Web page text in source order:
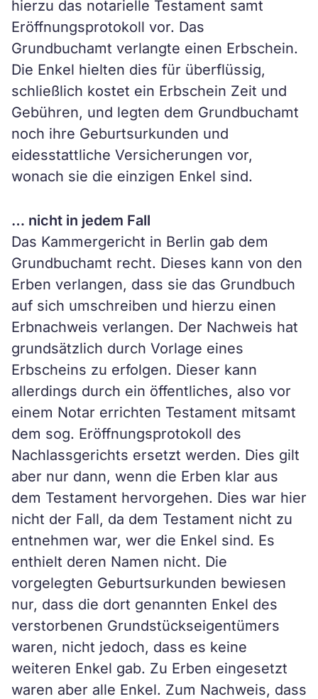
hierzu das notarielle Testament samt
Eröffnungsprotokoll vor. Das
Grundbuchamt verlangte einen Erbschein.
Die Enkel hielten dies für überflüssig,
schließlich kostet ein Erbschein Zeit und
Gebühren, und legten dem Grundbuchamt
noch ihre Geburtsurkunden und
eidesstattliche Versicherungen vor,
wonach sie die einzigen Enkel sind.
… nicht in jedem Fall
Das Kammergericht in Berlin gab dem
Grundbuchamt recht. Dieses kann von den
Erben verlangen, dass sie das Grundbuch
auf sich umschreiben und hierzu einen
Erbnachweis verlangen. Der Nachweis hat
grundsätzlich durch Vorlage eines
Erbscheins zu erfolgen. Dieser kann
allerdings durch ein öffentliches, also vor
einem Notar errichten Testament mitsamt
dem sog. Eröffnungsprotokoll des
Nachlassgerichts ersetzt werden. Dies gilt
aber nur dann, wenn die Erben klar aus
dem Testament hervorgehen. Dies war hier
nicht der Fall, da dem Testament nicht zu
entnehmen war, wer die Enkel sind. Es
enthielt deren Namen nicht. Die
vorgelegten Geburtsurkunden bewiesen
nur, dass die dort genannten Enkel des
verstorbenen Grundstückseigentümers
waren, nicht jedoch, dass es keine
weiteren Enkel gab. Zu Erben eingesetzt
waren aber alle Enkel. Zum Nachweis, dass